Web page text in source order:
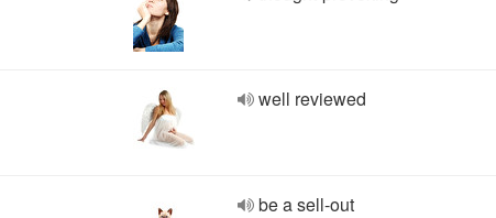
well reviewed
be a sell-out